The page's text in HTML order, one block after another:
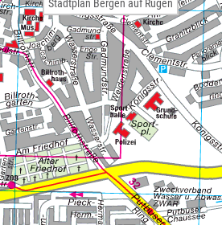
Stadtplan Bergen auf Rügen